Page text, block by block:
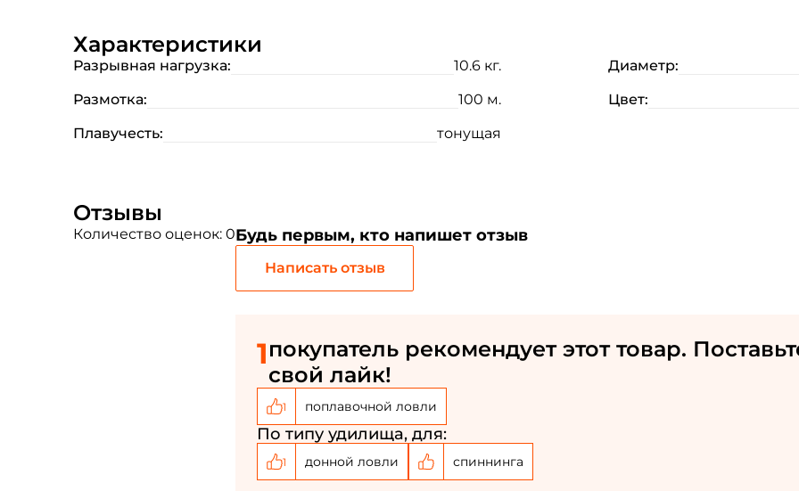
Характеристики
Разрывная нагрузка: 10.6 кг.
Диаметр:
Размотка:
100 м.
Цвет:
Плавучесть:
тонущая
Отзывы
Количество оценок: 0Будь первым, кто напишет отзыв
Написать отзыв
1покупатель рекомендует этот товар.
свой лайк!
1 поплавочной ловли
По типу удилища, для:
1 донной ловли спиннинга
ФИО: *